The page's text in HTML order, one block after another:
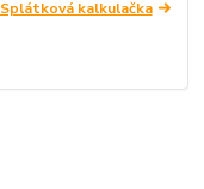
Splátková kalkulačka